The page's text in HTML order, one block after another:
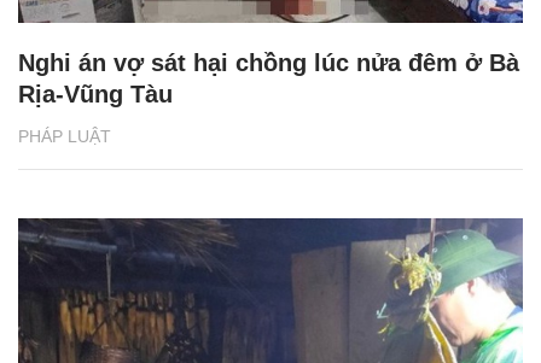
PHÁP LUẬT
Nghi án vợ sát hại chồng lúc nửa đêm ở Bà
Rịa-Vũng Tàu